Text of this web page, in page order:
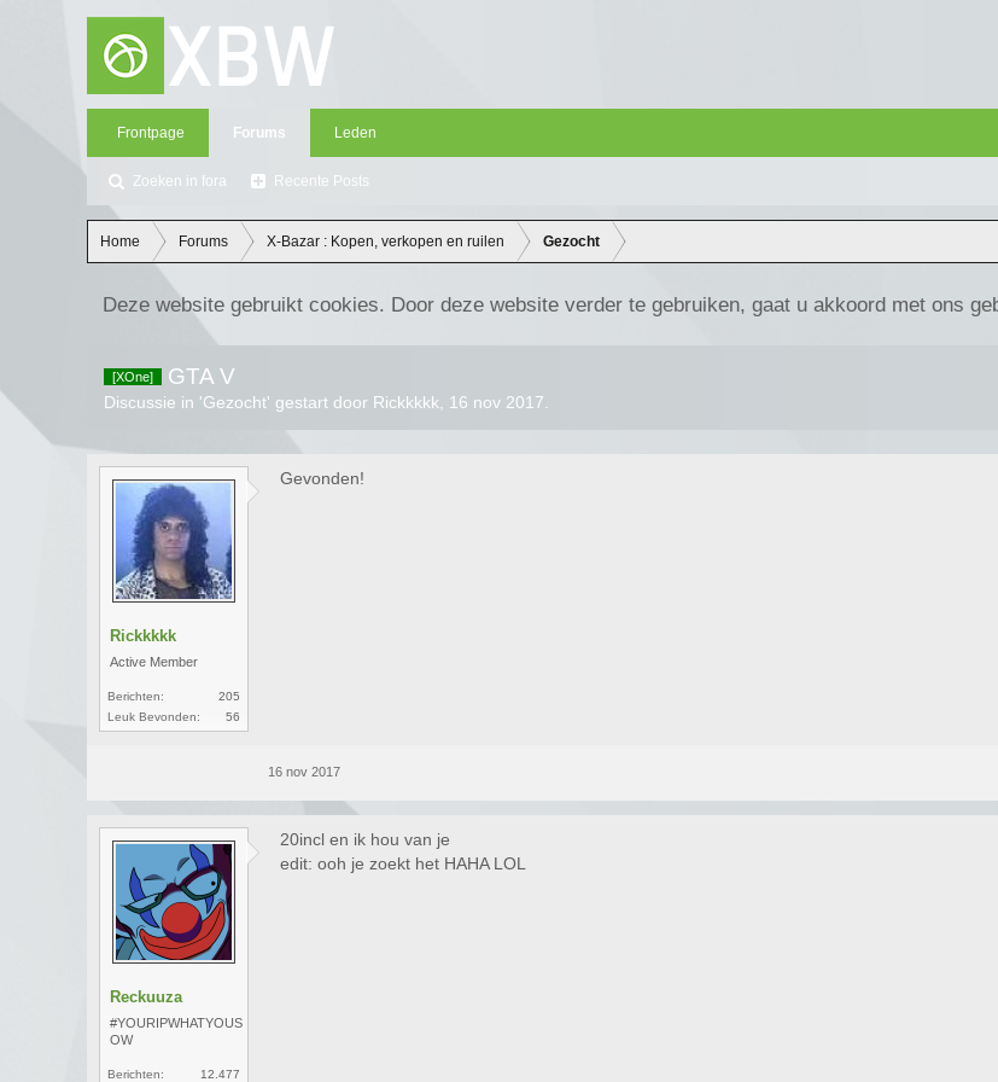
Frontpage Forums
Zoeken in fora Recente Posts
Leden
Home Forums X-Bazar : Kopen, verkopen en ruilen Gezocht
Deze website gebruikt cookies. Door deze website verder te gebruiken, gaat u akkoord met ons
[XOne] GTA V
Discussie in 'Gezocht' gestart door Rickkkkk 16 nov 2017
Rickkkkk
Active Member
Berichten:
205
Leuk Bevonden:
56
Gevonden!
16 nov 2017
Reckuuza
#YOURIPWHATYOUS
OW
Berichten: 12.477
20incl en ik hou van je
edit: ooh je zoekt het HAHA LOL